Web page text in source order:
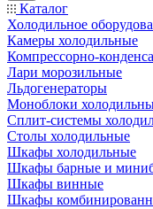
Каталог
Холодильное
Камеры холодильные
Компрессорно-
Лари морозильные
Льдогенераторы
Моноблоки
Сплит-системы
Столы холодильные
Шкафы холодильные
Шкафы барные и
Шкафы винные
Шкафы